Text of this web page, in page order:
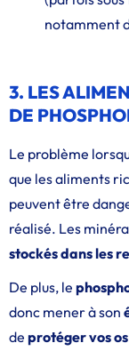
notamment
3. LES
DE
Le problème
que les aliments
peuvent être
réalisé. Les
stockés dans les
De plus, le
donc mener à son
de protéger vos